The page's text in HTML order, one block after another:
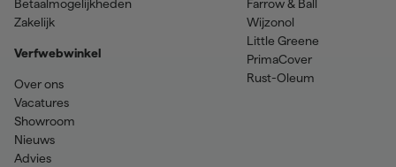
Betaalmogelijkheden
Zakelijk
Verfwebwinkel
Over ons
Vacatures
Showroom
Nieuws
Advies
Farrow & Ball
Wijzonol
Little Greene
PrimaCover
Rust-Oleum